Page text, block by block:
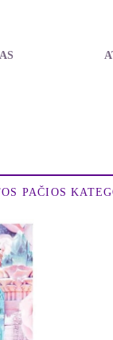
PAČIOS